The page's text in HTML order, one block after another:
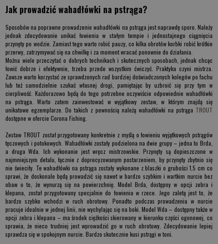
Jak prowadzić wahadłówki na pstrąga?
Sposobów na poprawne prowadzeniewahadłówki na pstrąga jest naprawdę sporo. Należy
jednak zdecydowanie unikać łowienia w stałym tempie i jednostajnego ciągnięcia
przynęty po wodzie. Zamiast tego warto robić pauzy, co kilka obrotów korbki robić krótkie
przerwy, zatrzymywać się na chwilkę i za moment wracać ponownie do działania.
Można wiele przeczytać o dobrych technikach i skutecznych sposobach, jednak chcąc
łowić dobrze i efektywnie, trzeba przede wszystkim ćwiczyć. Praktyka czyni mistrza.
Zawsze warto korzystać ze sprawdzonych rad bardziej doświadczonych kolegów po fachu
lub też samodzielnie szukać własnej drogi, pamiętając by uzbroić się przy tym w
cierpliwość. Każdorazowo będą do tego potrzebne oczywiście odpowiednie wahadłówki
na pstrąga . Warto zatem zainwestować w wyjątkowy zestaw, w którym znajdą się
unikatowe egzemplarze. Do takich z pewnością należą wahadłówki na pstrąga TROUT
dostępne w ofercie Corona Fishing.
Zestaw TROUT został przygotowany konkretnie z myślą o łowieniu wyjątkowych pstrągów
tęczowych i potokowych. Wahadłówki zostały podzielona na dwie grupy – jedna to Brda,
a druga Wda. Ich wykonanie jest wręcz mistrzowskie. Przynęty są dopieszczone w
najmniejszym detalu, łącznie z doprecyzowanym postarzeniem, by przynęty zbytnio się
nie świeciły. Tewahadłówki na pstrąga zostały wykonane z blaszki o grubości 1,5 cm co
sprawi, że doskonale będą prowadzić się nawet w bardzo szybkim i wartkim nurcie bez
obaw o to, że wynurzą się na powierzchnię. Model Brda, dostępny w opcji zebra i
klepana, został przygotowany specjalnie do łowienia w rzece. Jego zaletą jest to, że
bardzo szybko wchodzi w ruch obrotowy. Ponadto podczas prowadzenia w nurcie
pracuje idealnie w jednej linii, nie wychylając się na boki. Model Wda – dostępny także w
opcji zebra i klepana – ma środek ciężkości skierowany w kierunku części ogonowej, co
sprawia, że nieco trudniej jest wprowadzić go w ruch obrotowy. Zdecydowanie lepiej
sprawdza się w spokojnym nurcie. Bardzo skutecznie kusi pstrągi w toni.